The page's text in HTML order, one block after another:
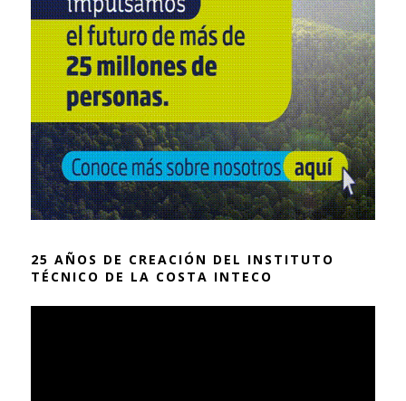
25 AÑOS DE CREACIÓN DEL INSTITUTO
TÉCNICO DE LA COSTA INTECO